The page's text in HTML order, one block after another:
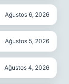
Ağustos 6, 2026
Ağustos 5, 2026
Ağustos 4, 2026